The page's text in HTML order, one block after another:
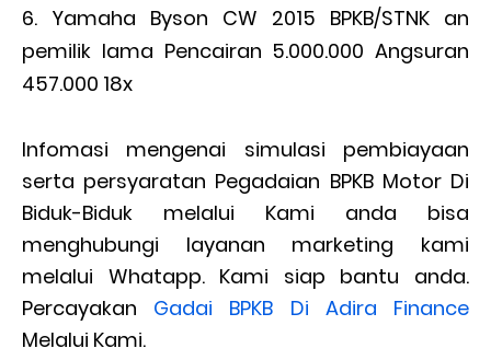
Yamaha Byson CW 2015 BPKB/STNK an
pemilik lama Pencairan 5.000.000 Angsuran
457.000 18x
Infomasi mengenai simulasi pembiayaan
serta persyaratan Pegadaian BPKB Motor Di
Biduk-Biduk melalui Kami anda bisa
menghubungi layanan marketing kami
melalui Whatapp. Kami siap bantu anda.
Percayakan Gadai BPKB Di Adira Finance
Melalui Kami.